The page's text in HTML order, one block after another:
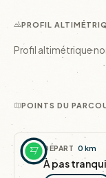
PROFIL
Profil altimétrique
POINTS DU
DÉPART 0 km
À pas